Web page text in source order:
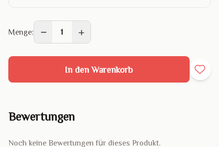
Menge: − 1 +
In den Warenkorb
Bewertungen
Noch keine Bewertungen für dieses Produkt.